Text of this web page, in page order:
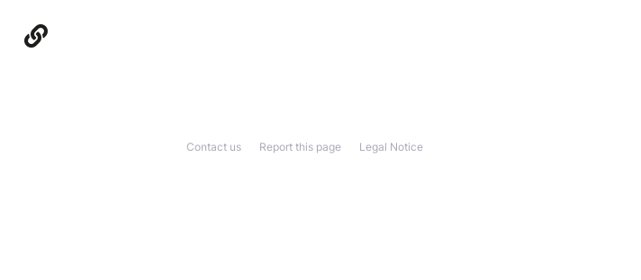
Legal Notice
Report this page
Contact us